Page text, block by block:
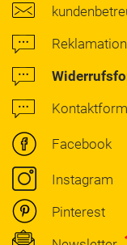
Facebook
Instagram
Pinterest